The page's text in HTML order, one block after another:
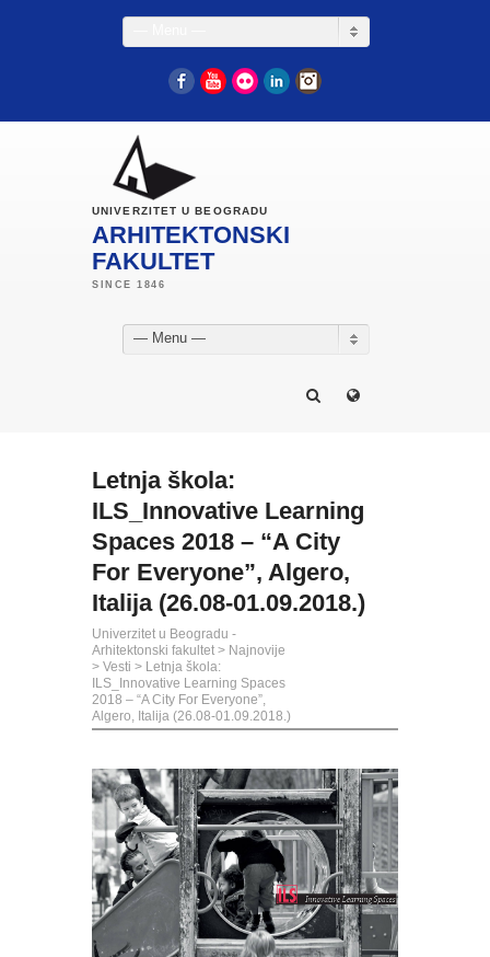
FacebookYouTube
Flickr LinkedIn
UNIVERZITET U BEOGRADU
ARHITEKTONSKI
FAKULTET
— Menu —
Letnja škola:
ILS_Innovative Learning
Spaces 2018 – “A City
For Everyone”, Algero,
Italija (26.08-01.09.2018.)
Univerzitet u Beogradu -
Arhitektonski fakultet > Najnovije
> Vesti > Letnja škola:
ILS_Innovative Learning Spaces
2018 – “A City For Everyone”,
Algero, Italija (26.08-01.09.2018.)